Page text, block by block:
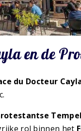
en de
du Docteur
Tempel
rol binnen het